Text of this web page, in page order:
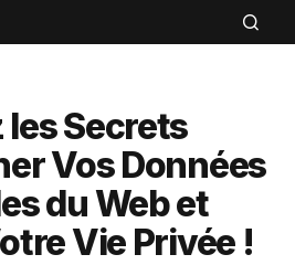
Secrets
Vos Données
du Web et
Vie Privée !